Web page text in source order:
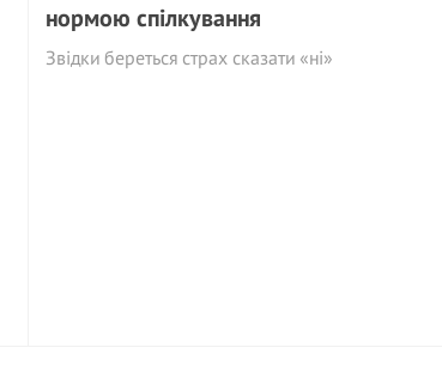
нормою спілкування
Звідки береться страх сказати «ні»